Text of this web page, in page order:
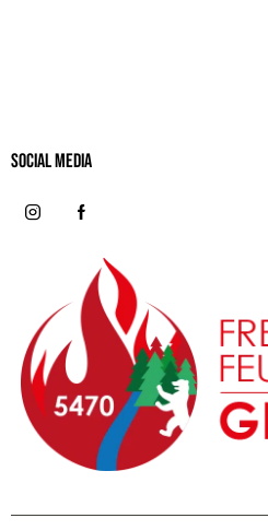
Social MeDIA